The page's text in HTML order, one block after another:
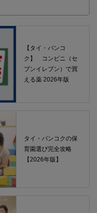
【タイ・バンコ
ク】 コンビニ（セ
ブンイレブン）で買
える薬 2026年版
タイ・バンコクの保
育園選び完全攻略
【2026年版】